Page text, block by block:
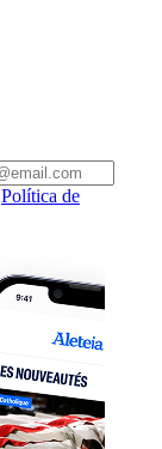
Política de